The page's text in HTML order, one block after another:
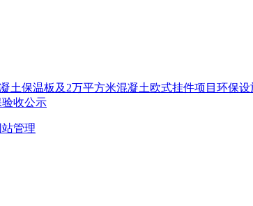
土保温板及2万平方米混凝土欧式挂件项目环保
收公示
站管理